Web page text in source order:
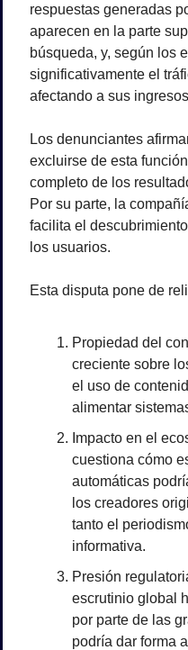
respuestas generadas
aparecen en la parte
búsqueda, y, según los
significativamente el
afectando a sus
Los denunciantes
excluirse de esta
completo de los
Por su parte, la
facilita el
los usuarios.
Esta disputa pone de
Propiedad del
creciente sobre
el uso de
alimentar
Impacto en el
cuestiona cómo
automáticas
los creadores
tanto el
informativa.
Presión
escrutinio global
por parte de las
podría dar forma